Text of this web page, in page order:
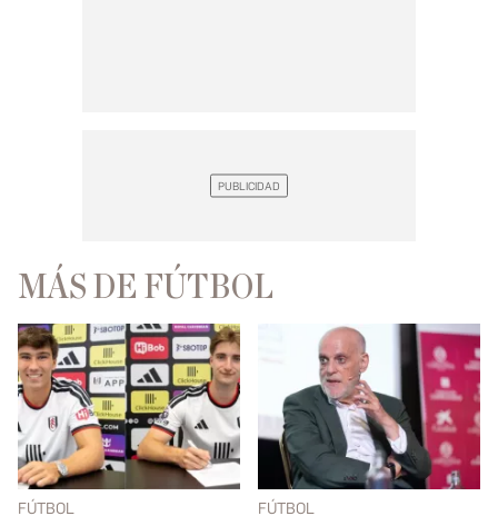
MÁS DE FÚTBOL
FÚTBOL FÚTBOL